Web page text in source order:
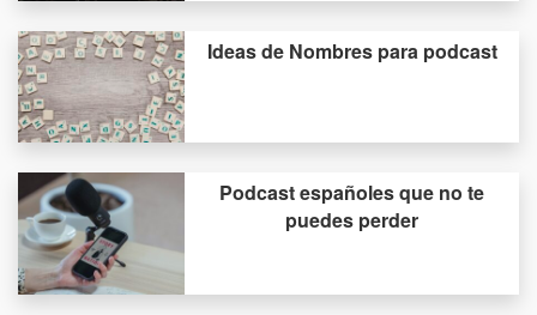
Ideas de Nombres para podcast
Podcast españoles que no te
puedes perder